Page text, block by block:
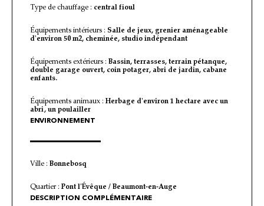
Type de chauffage : central fioul
Équipements intérieurs : Salle de jeux, grenier aménageable
d'environ 50 m2, cheminée, studio indépendant
Équipements extérieurs : Bassin, terrasses, terrain pétanque,
double garage ouvert, coin potager, abri de jardin, cabane
enfants.
Équipements animaux : Herbage d'environ 1 hectare avec un
abri, un poulailler
ENVIRONNEMENT
Ville : Bonnebosq
Quartier : Pont l'Évêque / Beaumont-en-Auge
DESCRIPTION COMPLÉMENTAIRE